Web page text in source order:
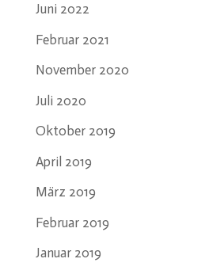
Juni 2022
Februar 2021
November 2020
Juli 2020
Oktober 2019
April 2019
März 2019
Februar 2019
Januar 2019